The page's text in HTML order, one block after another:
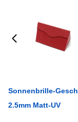
Sonnenbrille-
2.5mm Matt-UV